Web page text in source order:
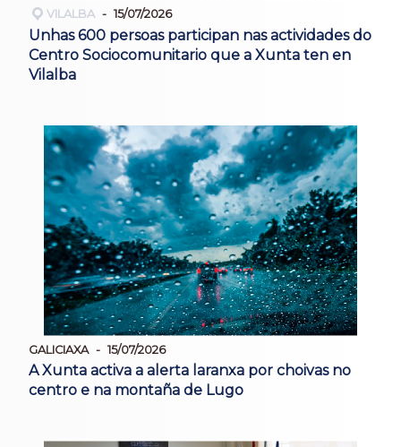
VILALBA 15/07/2026
Unhas 600 persoas participan nas actividades do
Centro Sociocomunitario que a Xunta ten en
Vilalba
GALICIAXA 15/07/2026
A Xunta activa a alerta laranxa por choivas no
centro e na montaña de Lugo